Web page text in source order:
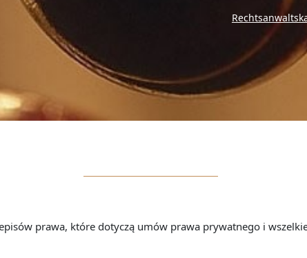
prawa, które dotyczą umów prawa prywatnego i